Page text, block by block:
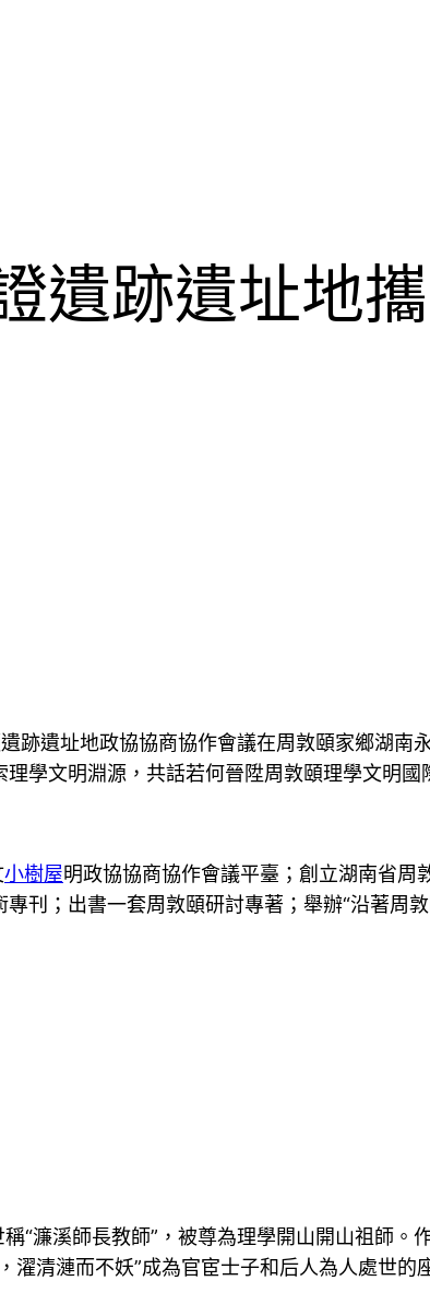
遺跡遺址地
跡遺址地政協協商協作會議在周敦頤家鄉湖南
學文明淵源，共話若何晉陞周敦頤理學文明國
小樹屋明政協協商協作會議平臺；創立湖南省周
刊；出書一套周敦頤研討專著；舉辦“沿著周
“濂溪師長教師”，被尊為理學開山開山祖師
濯清漣而不妖”成為官宦士子和后人為人處世的